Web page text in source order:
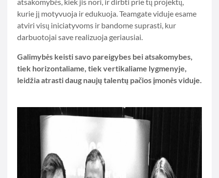
kurie jį motyvuoja ir edukuoja. Teamgate viduje esame
atviri visų iniciatyvoms ir bandome suprasti, kur
darbuotojai save realizuoja geriausiai.
Galimybės keisti savo pareigybes bei atsakomybes,
tiek horizontaliame, tiek vertikaliame lygmenyje,
leidžia atrasti daug naujų talentų pačios įmonės viduje.